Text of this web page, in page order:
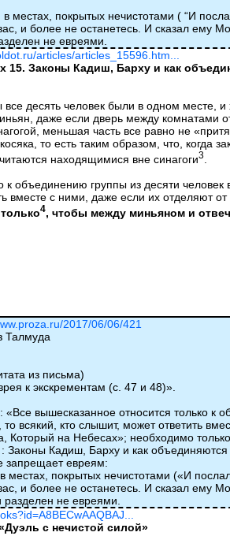
в местах, покрытых нечистотами ( “И
и более не останетесь. И сказал ему
не евреями.
articles/articles_15596.htm...
15. Законы Кадиш, Барху и как
десять человек были в одном месте,
даже если дверь между комнатами
меньшая часть все равно не
то есть таким образом, что, когда
находящимися вне синагоги3
к объединению группы из десяти
вместе с ними, даже если их отделяют
4, чтобы между миньяном и
2017/06/06/421
Талмуда
из письма)
к экскрементам (с. 47 и 48)».
«Все вышесказанное относится только
всякий, кто слышит, может ответить
Который на Небесах»; необходимо
Кадиш, Барху и как
запрещает евреям:
местах, покрытых нечистотами («И
и более не останетесь. И сказал ему
разделен не евреями.
с нечистой силой»